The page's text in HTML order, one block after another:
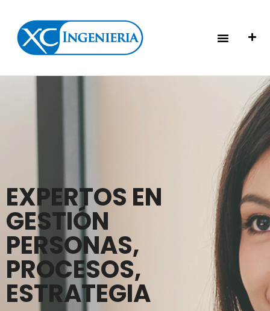
EXPERTOS EN
GESTIÓN
PERSONAS,
PROCESOS,
ESTRATEGIA